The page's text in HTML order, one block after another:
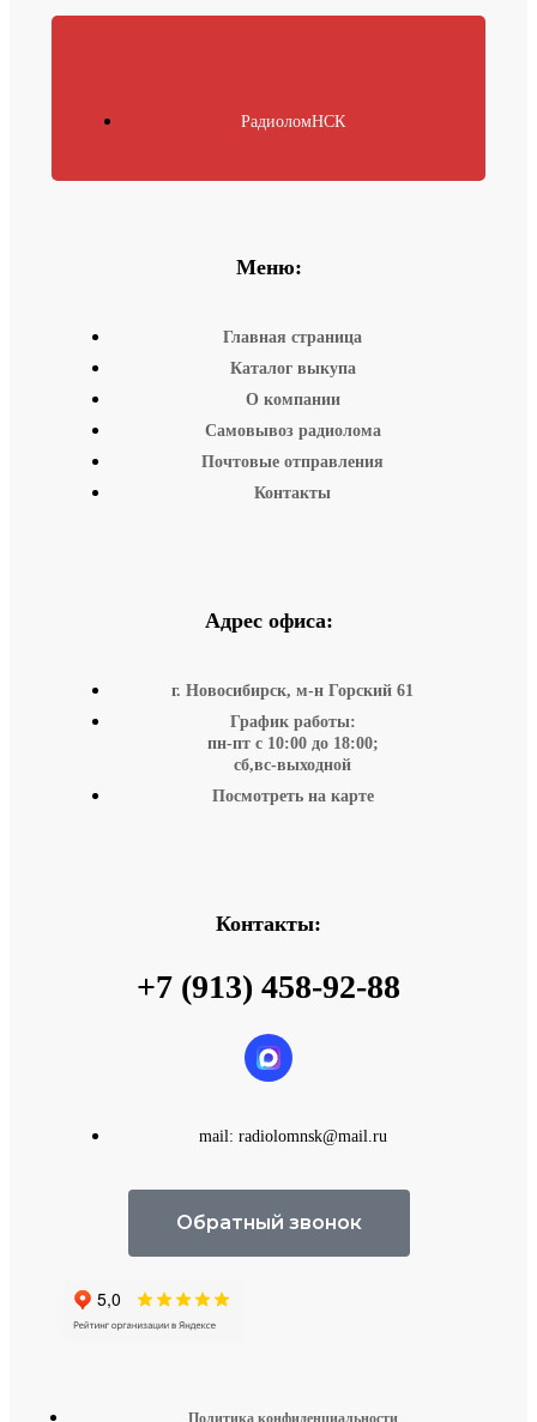
РадиоломНСК
Меню:
Главная страница
Каталог выкупа
О компании
Самовывоз радиолома
Почтовые отправления
Контакты
Адрес офиса:
г. Новосибирск, м-н Горский 61
График работы:
пн-пт с 10:00 до 18:00;
сб,вс-выходной
Посмотреть на карте
Контакты:
+7 (913) 458-92-88
mail: radiolomnsk@mail.ru
Обратный звонок